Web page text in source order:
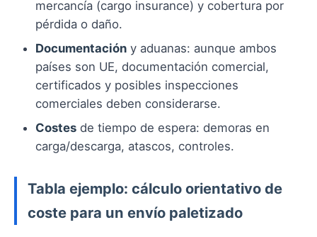
mercancía (cargo insurance) y cobertura por
pérdida o daño.
Documentación y aduanas: aunque ambos
países son UE, documentación comercial,
certificados y posibles inspecciones
comerciales deben considerarse.
Costes de tiempo de espera: demoras en
carga/descarga, atascos, controles.
Tabla ejemplo: cálculo orientativo de
coste para un envío paletizado